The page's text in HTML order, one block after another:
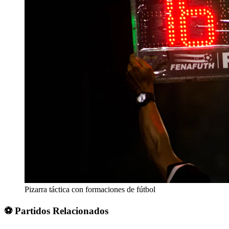
Pizarra táctica con formaciones de fútbol
⚽ Partidos Relacionados